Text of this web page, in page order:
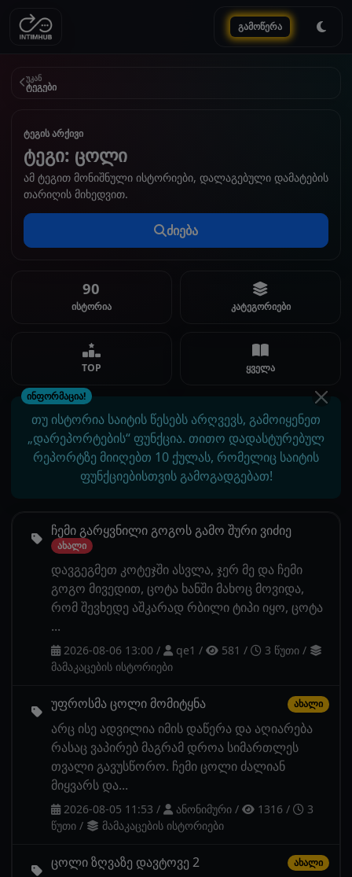
გამოწერა
უკან
ტეგები
ტეგის არქივი
ტეგი: ცოლი
ამ ტეგით მონიშნული ისტორიები, დალაგებული დამატების
თარიღის მიხედვით.
ძიება
90
ისტორია კატეგორიები
TOP ყველა
ინფორმაცია!
თუ ისტორია საიტის წესებს არღვევს, გამოიყენეთ
„დარეპორტების“ ფუნქცია. თითო დადასტურებულ
რეპორტზე მიიღებთ 10 ქულას, რომელიც საიტის
ფუნქციებისთვის გამოგადგებათ!
ჩემი გარყვნილი გოგოს გამო შური ვიძიე
ახალი
დავგეგმეთ კოტეჯში ასვლა, ჯერ მე და ჩემი
გოგო მივედით, ცოტა ხანში მახოც მოვიდა,
რომ შევხედე აშკარად რბილი ტიპი იყო, ცოტა
...
2026-08-06 13:00 / qe1 / 581 / 3 წუთი /
მამაკაცების ისტორიები
უფროსმა ცოლი მომიტყნა ახალი
არც ისე ადვილია იმის დაწერა და აღიარება
რასაც ვაპირებ მაგრამ დროა სიმართლეს
თვალი გავუსწორო. ჩემი ცოლი ძალიან
მიყვარს და...
2026-08-05 11:53 / ანონიმური / 1316 /
3
წუთი / მამაკაცების ისტორიები
ცოლი ზღვაზე დავტოვე 2 ახალი